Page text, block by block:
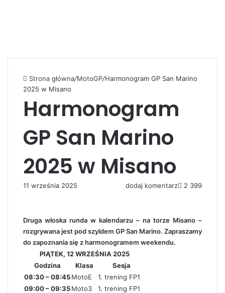
Strona główna/MotoGP/Harmonogram GP San Marino
2025 w Misano
Harmonogram
GP San Marino
2025 w Misano
11 września 2025 dodaj komentarz 2 399
Druga włoska runda w kalendarzu – na torze Misano –
rozgrywana jest pod szyldem GP San Marino. Zapraszamy
do zapoznania się z harmonogramem weekendu.
PIĄTEK, 12 WRZEŚNIA 2025
Godzina
Klasa
Sesja
08:30 – 08:45MotoE
1. trening FP1
09:00 – 09:35Moto3
1. trening FP1